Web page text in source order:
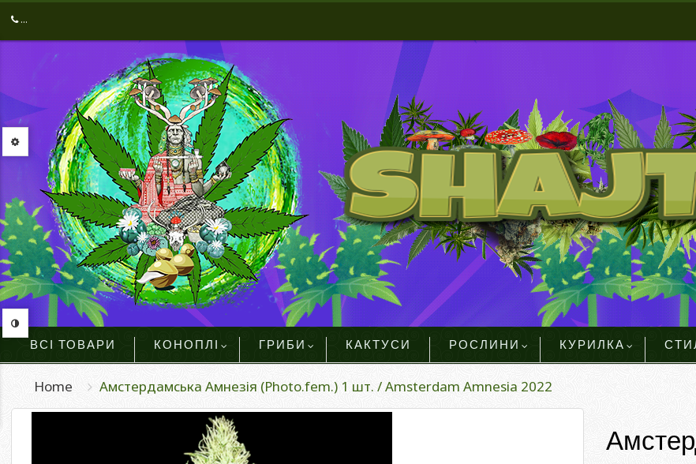
...
ВСІ ТОВАРИ КОНОПЛІ ГРИБИ КАКТУСИ РОСЛИНИ КУРИЛКА
Home Амстердамська Амнезія (Photo.fem.) 1 шт. / Amsterdam Amnesia 2022